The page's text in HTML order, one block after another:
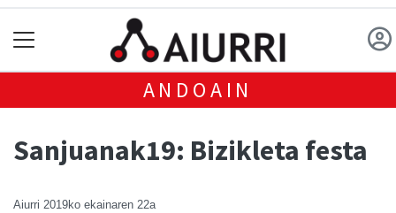
ANDOAIN
Sanjuanak19: Bizikleta festa
Aiurri 2019ko ekainaren 22a